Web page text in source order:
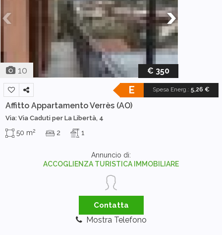
10 € 350
Spesa Energ.: 5,26 €
E
Affitto AppartamentoVerrès (AO)
Via: Via Caduti per La Libertà, 4
50 m2 2 1
Annuncio di:
ACCOGLIENZA TURISTICA IMMOBILIARE
Contatta
Mostra Telefono